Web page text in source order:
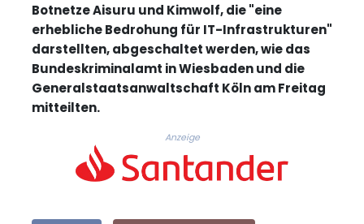
Botnetze Aisuru und Kimwolf, die "eine
erhebliche Bedrohung für IT-Infrastrukturen"
darstellten, abgeschaltet werden, wie das
Bundeskriminalamt in Wiesbaden und die
Generalstaatsanwaltschaft Köln am Freitag
mitteilten.
Anzeige